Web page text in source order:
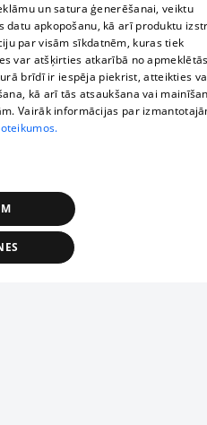
un satura ģenerēšanai, veiktu
apkopošanu, kā arī produktu
par visām sīkdatnēm, kuras tiek
var atšķirties atkarībā no
brīdī ir iespēja piekrist, atteikties
kā arī tās atsaukšana vai
Vairāk informācijas par